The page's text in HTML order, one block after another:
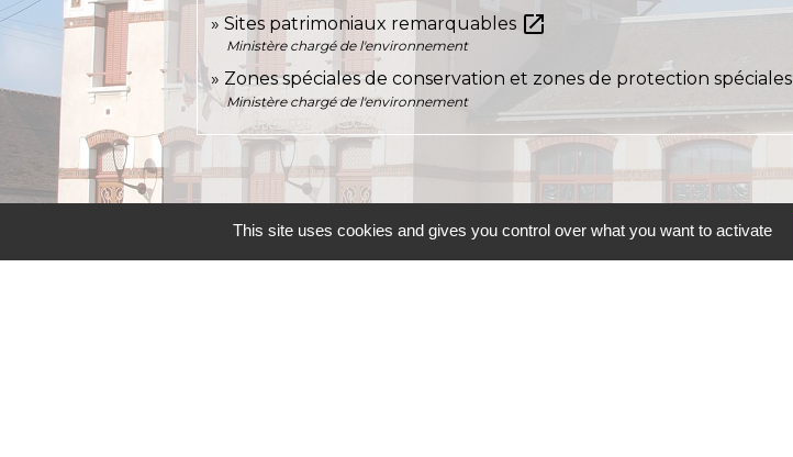
Sites patrimoniaux remarquables open_in_new
Ministère chargé de l'environnement
Zones spéciales de conservation et zones de protection spéciales
Ministère chargé de l'environnement
This site uses cookies and gives you control over what you want to activate